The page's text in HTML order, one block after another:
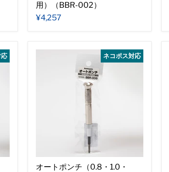
用）（BBR-002）
¥4,257
ネコポス対応
オートポンチ（0.8・1.0・